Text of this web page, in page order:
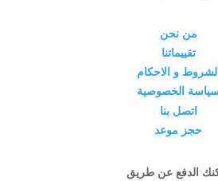
من نحن
تقييماتنا
و الاحكام
الخصوصية
اتصل بنا
حجز موعد
الدفع عن طريق